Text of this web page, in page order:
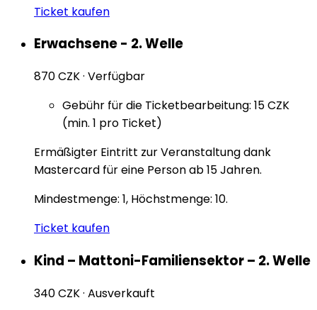
Ticket kaufen
Erwachsene - 2. Welle
870 CZK· Verfügbar
Gebühr für die Ticketbearbeitung: 15 CZK
(min. 1 pro Ticket)
Ermäßigter Eintritt zur Veranstaltung dank
Mastercard für eine Person ab 15 Jahren.
Mindestmenge: 1, Höchstmenge: 10.
Ticket kaufen
Kind – Mattoni-Familiensektor – 2. Welle
340 CZK· Ausverkauft